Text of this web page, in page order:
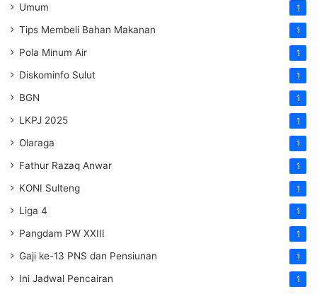
Umum 1
Tips Membeli Bahan Makanan 1
Pola Minum Air 1
Diskominfo Sulut 1
BGN 1
LKPJ 2025 1
Olaraga 1
Fathur Razaq Anwar 1
KONI Sulteng 1
Liga 4 1
Pangdam PW XXIII 1
Gaji ke-13 PNS dan Pensiunan 1
Ini Jadwal Pencairan 1